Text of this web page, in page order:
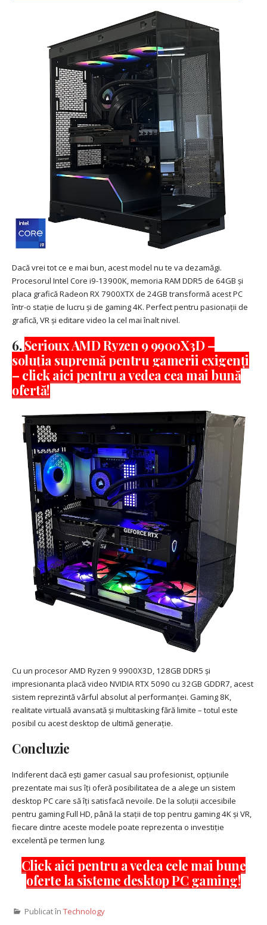
Dacă vrei tot ce e mai bun, acest model nu te va dezamăgi.
Procesorul Intel Core i9-13900K, memoria RAM DDR5 de 64GB și
placa grafică Radeon RX 7900XTX de 24GB transformă acest PC
într-o stație de lucru și de gaming 4K. Perfect pentru pasionații de
grafică, VR și editare video la cel mai înalt nivel.
6. Serioux AMD Ryzen 9 9900X3D –
soluția supremă pentru gamerii exigenți
– click aici pentru a vedea cea mai bună
ofertă!
Cu un procesor AMD Ryzen 9 9900X3D, 128GB DDR5 și
impresionanta placă video NVIDIA RTX 5090 cu 32GB GDDR7, acest
sistem reprezintă vârful absolut al performanței. Gaming 8K,
realitate virtuală avansată și multitasking fără limite – totul este
posibil cu acest desktop de ultimă generație.
Concluzie
Indiferent dacă ești gamer casual sau profesionist, opțiunile
prezentate mai sus îți oferă posibilitatea de a alege un sistem
desktop PC care să îți satisfacă nevoile. De la soluții accesibile
pentru gaming Full HD, până la stații de top pentru gaming 4K și VR,
fiecare dintre aceste modele poate reprezenta o investiție
excelentă pe termen lung.
Click aici pentru a vedea cele mai bune
oferte la sisteme desktop PC gaming!
Publicat în Technology